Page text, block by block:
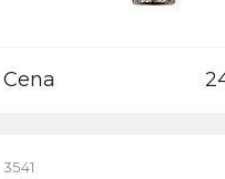
Cena
3541